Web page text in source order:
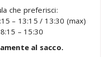
che preferisci:
– 13:15 / 13:30 (max)
8:15 – 15:30
al sacco.